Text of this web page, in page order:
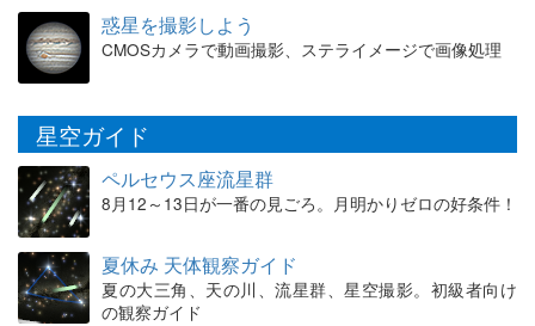
惑星を撮影しよう
CMOSカメラで動画撮影、ステライメージで画像処理
星空ガイド
ペルセウス座流星群
8月12～13日が一番の見ごろ。月明かりゼロの好条件！
夏休み 天体観察ガイド
夏の大三角、天の川、流星群、星空撮影。初級者向け
の観察ガイド